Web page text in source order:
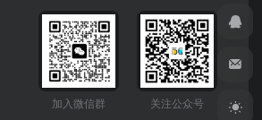
加入微信群 关注公众号